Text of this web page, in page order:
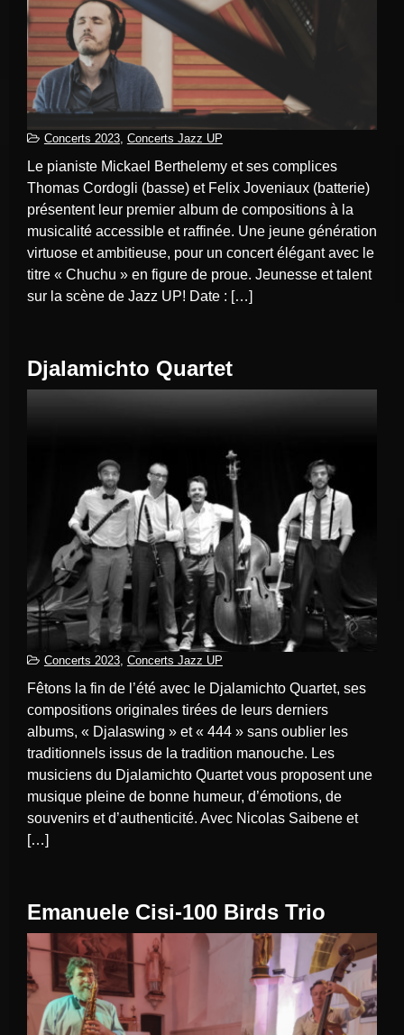
Concerts 2023, Concerts Jazz UP
Le pianiste Mickael Berthelemy et ses complices
Thomas Cordogli (basse) et Felix Joveniaux (batterie)
présentent leur premier album de compositions à la
musicalité accessible et raffinée. Une jeune génération
virtuose et ambitieuse, pour un concert élégant avec le
titre « Chuchu » en figure de proue. Jeunesse et talent
sur la scène de Jazz UP! Date : […]
Djalamichto Quartet
Concerts 2023, Concerts Jazz UP
Fêtons la fin de l’été avec le Djalamichto Quartet, ses
compositions originales tirées de leurs derniers
albums, « Djalaswing » et « 444 » sans oublier les
traditionnels issus de la tradition manouche. Les
musiciens du Djalamichto Quartet vous proposent une
musique pleine de bonne humeur, d’émotions, de
souvenirs et d’authenticité. Avec Nicolas Saibene et
[…]
Emanuele Cisi-100 Birds Trio